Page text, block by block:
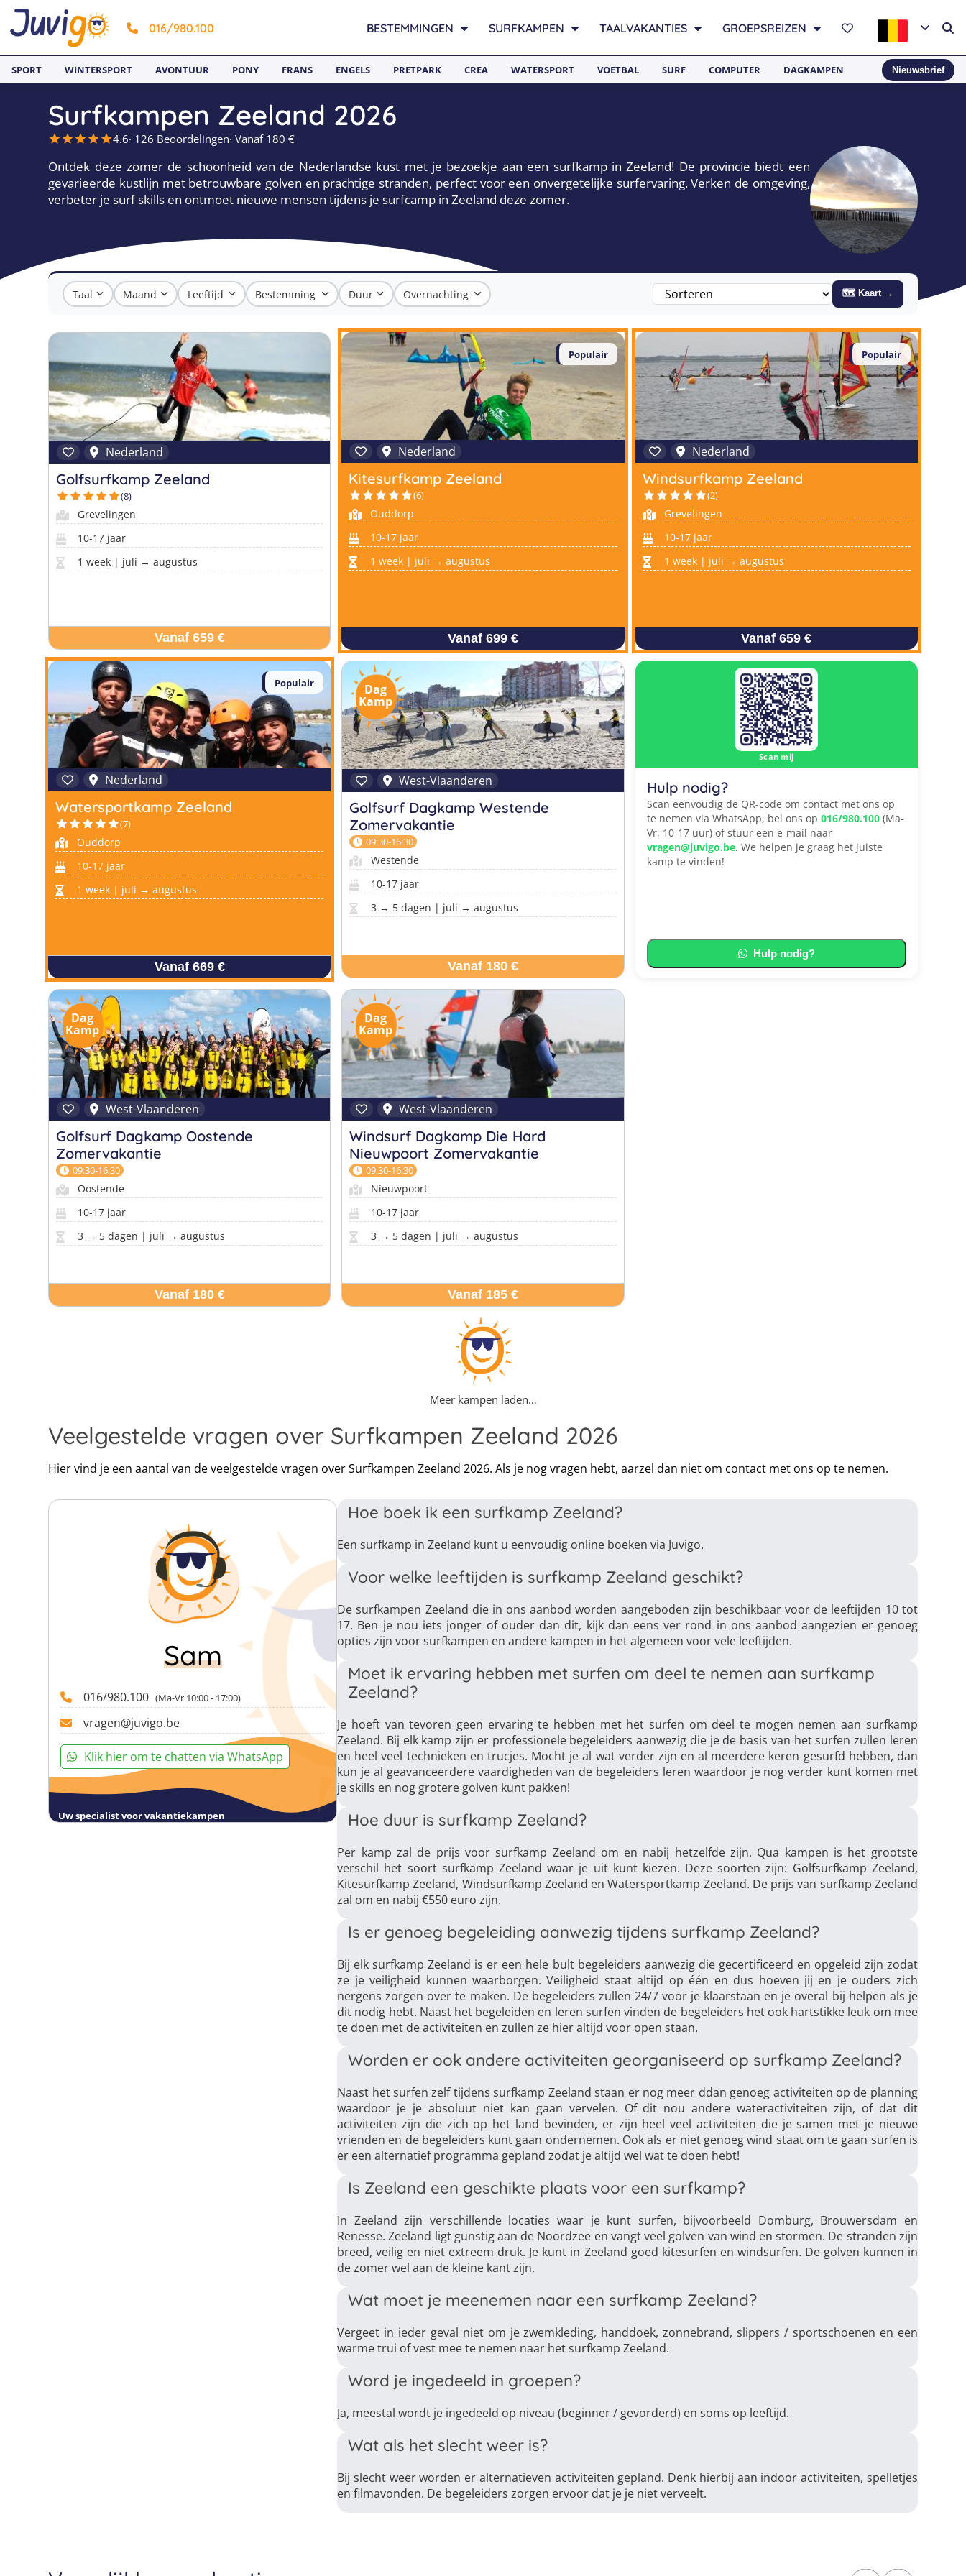
016/980.100 BESTEMMINGEN SURFKAMPEN TAALVAKANTIES GROEPSREIZEN
SPORT WINTERSPORT AVONTUUR PONY FRANS ENGELS PRETPARK CREA WATERSPORT VOETBAL SURF COMPUTER DAGKAMPEN Nieuwsbrief
Surfkampen Zeeland 2026
4.6· 126 Beoordelingen· Vanaf 180 €
Ontdek deze zomer de schoonheid van de Nederlandse kust met je bezoekje aan een surfkamp in Zeeland! De provincie biedt een
gevarieerde kustlijn met betrouwbare golven en prachtige stranden, perfect voor een onvergetelijke surfervaring. Verken de omgeving,
verbeter je surf skills en ontmoet nieuwe mensen tijdens je surfcamp in Zeeland deze zomer.
Taal Maand Leeftijd Bestemming Duur Overnachting 🗺 Kaart →
Nederland
Golfsurfkamp Zeeland
(8)
Grevelingen
10-17 jaar
1 week | juli → augustus
Vanaf 659 €
Populair
Nederland
Kitesurfkamp Zeeland
(6)
Ouddorp
10-17 jaar
1 week | juli → augustus
Vanaf 699 €
Populair
Nederland
Windsurfkamp Zeeland
(2)
Grevelingen
10-17 jaar
1 week | juli → augustus
Vanaf 659 €
Populair
Nederland
Watersportkamp Zeeland
(7)
Ouddorp
10-17 jaar
1 week | juli → augustus
Vanaf 669 €
Dag
Kamp
West-Vlaanderen
Golfsurf Dagkamp Westende
Zomervakantie
09:30-16:30
Westende
10-17 jaar
3 → 5 dagen | juli → augustus
Vanaf 180 €
Scan mij
Hulp nodig?
Scan eenvoudig de QR-code om contact met ons op
te nemen via WhatsApp, bel ons op 016/980.100(Ma-
Vr, 10-17 uur) of stuur een e-mail naar
vragen@juvigo.be. We helpen je graag het juiste
kamp te vinden!
Hulp nodig?
Dag
Kamp
West-Vlaanderen
Golfsurf Dagkamp Oostende
Zomervakantie
09:30-16:30
Oostende
10-17 jaar
3 → 5 dagen | juli → augustus
Vanaf 180 €
Dag
Kamp
West-Vlaanderen
Windsurf Dagkamp Die Hard
Nieuwpoort Zomervakantie
09:30-16:30
Nieuwpoort
10-17 jaar
3 → 5 dagen | juli → augustus
Vanaf 185 €
Meer kampen laden…
Veelgestelde vragen over Surfkampen Zeeland 2026
Hier vind je een aantal van de veelgestelde vragen over Surfkampen Zeeland 2026. Als je nog vragen hebt, aarzel dan niet om contact met ons op te nemen.
Sam
016/980.100 (Ma-Vr 10:00 - 17:00)
vragen@juvigo.be
Klik hier om te chatten via WhatsApp
Uw specialist voor vakantiekampen
Hoe boek ik een surfkamp Zeeland?
Een surfkamp in Zeeland kunt u eenvoudig online boeken via Juvigo.
Voor welke leeftijden is surfkamp Zeeland geschikt?
De surfkampen Zeeland die in ons aanbod worden aangeboden zijn beschikbaar voor de leeftijden 10 tot
17. Ben je nou iets jonger of ouder dan dit, kijk dan eens ver rond in ons aanbod aangezien er genoeg
opties zijn voor surfkampen en andere kampen in het algemeen voor vele leeftijden.
Moet ik ervaring hebben met surfen om deel te nemen aan surfkamp
Zeeland?
Je hoeft van tevoren geen ervaring te hebben met het surfen om deel te mogen nemen aan surfkamp
Zeeland. Bij elk kamp zijn er professionele begeleiders aanwezig die je de basis van het surfen zullen leren
en heel veel technieken en trucjes. Mocht je al wat verder zijn en al meerdere keren gesurfd hebben, dan
kun je al geavanceerdere vaardigheden van de begeleiders leren waardoor je nog verder kunt komen met
je skills en nog grotere golven kunt pakken!
Hoe duur is surfkamp Zeeland?
Per kamp zal de prijs voor surfkamp Zeeland om en nabij hetzelfde zijn. Qua kampen is het grootste
verschil het soort surfkamp Zeeland waar je uit kunt kiezen. Deze soorten zijn: Golfsurfkamp Zeeland,
Kitesurfkamp Zeeland, Windsurfkamp Zeeland en Watersportkamp Zeeland. De prijs van surfkamp Zeeland
zal om en nabij €550 euro zijn.
Is er genoeg begeleiding aanwezig tijdens surfkamp Zeeland?
Bij elk surfkamp Zeeland is er een hele bult begeleiders aanwezig die gecertificeerd en opgeleid zijn zodat
ze je veiligheid kunnen waarborgen. Veiligheid staat altijd op één en dus hoeven jij en je ouders zich
nergens zorgen over te maken. De begeleiders zullen 24/7 voor je klaarstaan en je overal bij helpen als je
dit nodig hebt. Naast het begeleiden en leren surfen vinden de begeleiders het ook hartstikke leuk om mee
te doen met de activiteiten en zullen ze hier altijd voor open staan.
Worden er ook andere activiteiten georganiseerd op surfkamp Zeeland?
Naast het surfen zelf tijdens surfkamp Zeeland staan er nog meer ddan genoeg activiteiten op de planning
waardoor je je absoluut niet kan gaan vervelen. Of dit nou andere wateractiviteiten zijn, of dat dit
activiteiten zijn die zich op het land bevinden, er zijn heel veel activiteiten die je samen met je nieuwe
vrienden en de begeleiders kunt gaan ondernemen. Ook als er niet genoeg wind staat om te gaan surfen is
er een alternatief programma gepland zodat je altijd wel wat te doen hebt!
Is Zeeland een geschikte plaats voor een surfkamp?
In Zeeland zijn verschillende locaties waar je kunt surfen, bijvoorbeeld Domburg, Brouwersdam en
Renesse. Zeeland ligt gunstig aan de Noordzee en vangt veel golven van wind en stormen. De stranden zijn
breed, veilig en niet extreem druk. Je kunt in Zeeland goed kitesurfen en windsurfen. De golven kunnen in
de zomer wel aan de kleine kant zijn.
Wat moet je meenemen naar een surfkamp Zeeland?
Vergeet in ieder geval niet om je zwemkleding, handdoek, zonnebrand, slippers / sportschoenen en een
warme trui of vest mee te nemen naar het surfkamp Zeeland.
Word je ingedeeld in groepen?
Ja, meestal wordt je ingedeeld op niveau (beginner / gevorderd) en soms op leeftijd.
Wat als het slecht weer is?
Bij slecht weer worden er alternatieven activiteiten gepland. Denk hierbij aan indoor activiteiten, spelletjes
en filmavonden. De begeleiders zorgen ervoor dat je je niet verveelt.